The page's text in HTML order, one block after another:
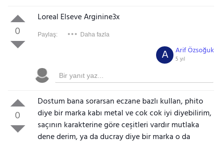
0
Loreal Elseve Arginine3x
Paylaş: Daha fazla
Arif Özsoğuk
5 yıl
A
0
Dostum bana sorarsan eczane bazlı kullan, phito
diye bir marka kabı metal ve cok cok iyi diyebilirim,
saçının karakterine göre ceşitleri vardır mutlaka
dene derim, ya da ducray diye bir marka o da